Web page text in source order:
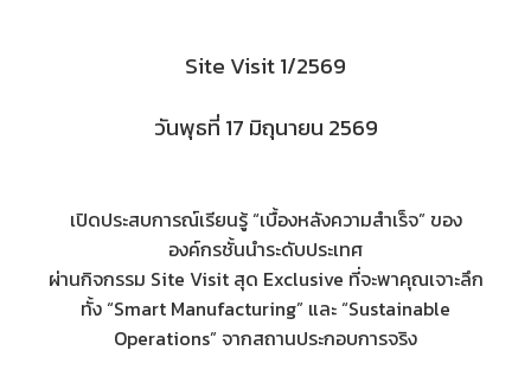
Site Visit 1/2569
วันพุธที่ 17 มิถุนายน 2569
เปิดประสบการณ์เรียนรู้ “เบื้องหลังความสำเร็จ” ของ
องค์กรชั้นนำระดับประเทศ
ผ่านกิจกรรม Site Visit สุด Exclusive ที่จะพาคุณเจาะลึก
ทั้ง “Smart Manufacturing” และ “Sustainable
Operations” จากสถานประกอบการจริง